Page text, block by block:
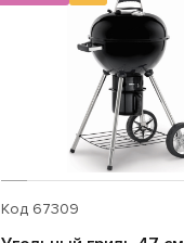
Код 67309